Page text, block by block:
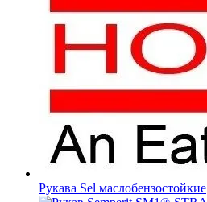
Рукава Sel маслобензостойкие